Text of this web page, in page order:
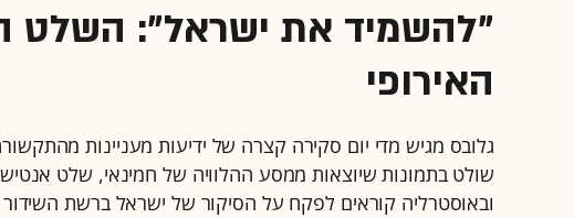
"להשמיד את ישראל": השלט
האירופי
גלובס מגיש מדי יום סקירה קצרה של ידיעות מעניינות
שולט בתמונות שיוצאות ממסע ההלוויה של חמינאי, שלט
ובאוסטרליה קוראים לפקח על הסיקור של ישראל ברשת השידור